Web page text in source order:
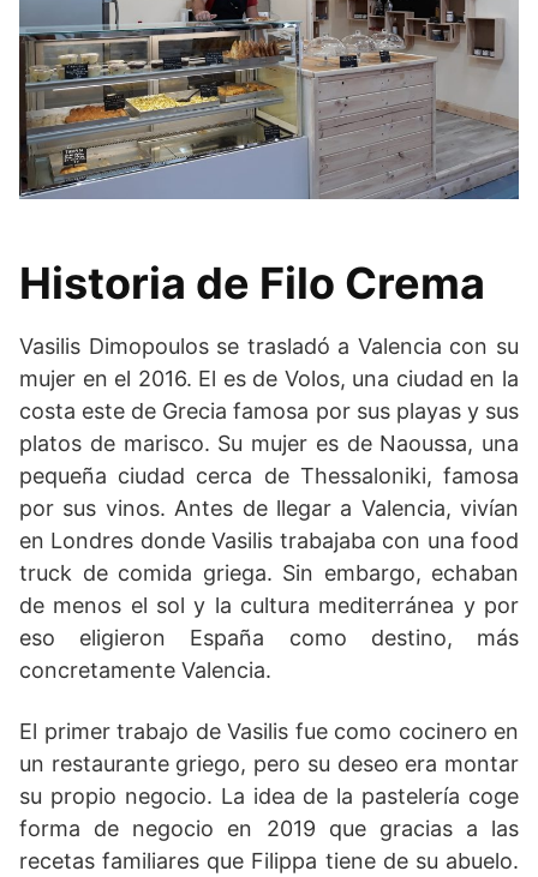
Historia de Filo Crema
Vasilis Dimopoulos se trasladó a Valencia con su
mujer en el 2016. El es de Volos, una ciudad en la
costa este de Grecia famosa por sus playas y sus
platos de marisco. Su mujer es de Naoussa, una
pequeña ciudad cerca de Thessaloniki, famosa
por sus vinos. Antes de llegar a Valencia, vivían
en Londres donde Vasilis trabajaba con una food
truck de comida griega. Sin embargo, echaban
de menos el sol y la cultura mediterránea y por
eso eligieron España como destino, más
concretamente Valencia.
El primer trabajo de Vasilis fue como cocinero en
un restaurante griego, pero su deseo era montar
su propio negocio. La idea de la pastelería coge
forma de negocio en 2019 que gracias a las
recetas familiares que Filippa tiene de su abuelo.